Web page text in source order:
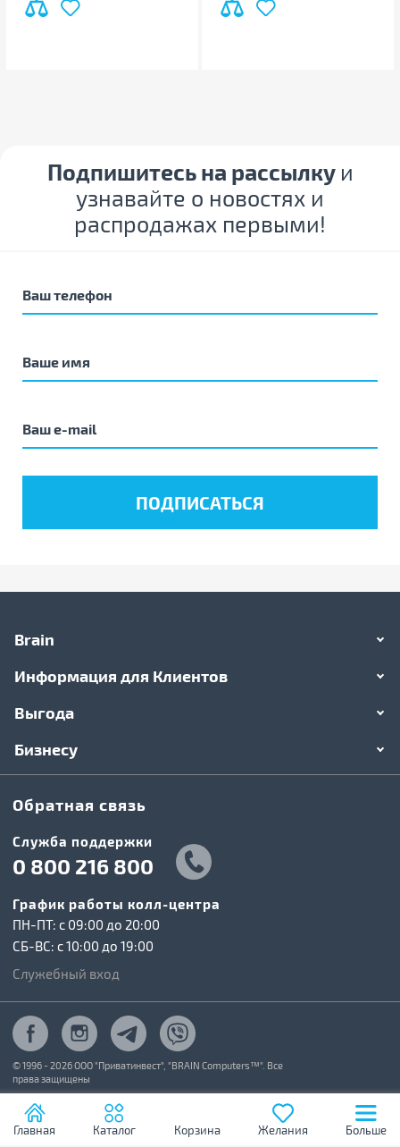
Подпишитесь на рассылку и
узнавайте о новостях и
распродажах первыми!
Brain
Информация для Клиентов
Выгода
Бизнесу
Обратная связь
Служба поддержки
0 800 216 800
График работы колл-центра
ПН-ПТ: c 09:00 до 20:00
СБ-ВС: c 10:00 до 19:00
Служебный вход
© 1996 - 2026 ООО "Приватинвест", "BRAIN Computers™". Все
права защищены
Главная Каталог Корзина Желания Больше